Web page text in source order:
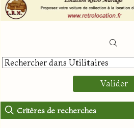
Critères de recherches